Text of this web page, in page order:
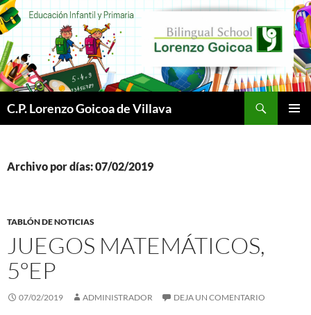
C.P. Lorenzo Goicoa de Villava
Archivo por días: 07/02/2019
TABLÓN DE NOTICIAS
JUEGOS MATEMÁTICOS,
5ºEP
07/02/2019 ADMINISTRADOR DEJA UN COMENTARIO